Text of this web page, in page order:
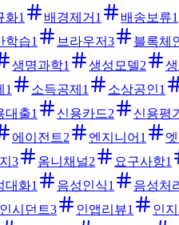
화1 배경제거 1 배송보류1
학습1 브라우저3 블록체
생명과학1 생성모델2
1 소득공제 1 소상공인1
대출1 신용카드2 신용평
에이전트2 엔지니어 1
3 옴니채널2 요구사항1
대화1 음성인식1 음성처
인시던트3 인앱리뷰1 인